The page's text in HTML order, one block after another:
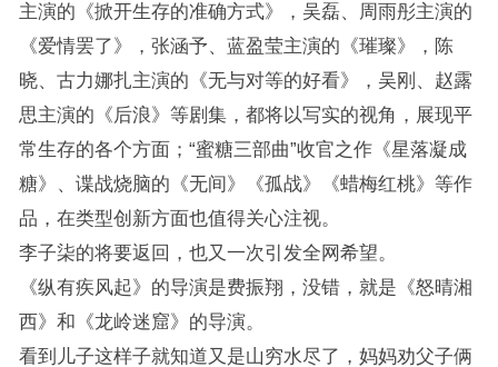
主演的《掀开生存的准确方式》，吴磊、周雨彤主演的
《爱情罢了》，张涵予、蓝盈莹主演的《璀璨》，陈
晓、古力娜扎主演的《无与对等的好看》，吴刚、赵露
思主演的《后浪》等剧集，都将以写实的视角，展现平
常生存的各个方面；“蜜糖三部曲”收官之作《星落凝成
糖》、谍战烧脑的《无间》《孤战》《蜡梅红桃》等作
品，在类型创新方面也值得关心注视。
李子柒的将要返回，也又一次引发全网希望。
《纵有疾风起》的导演是费振翔，没错，就是《怒晴湘
西》和《龙岭迷窟》的导演。
看到儿子这样子就知道又是山穷水尽了，妈妈劝父子俩